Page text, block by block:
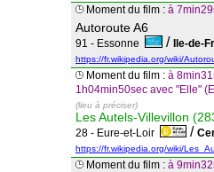
Moment du film : à
Autoroute A6
91 - Essonne / Ile-de-
https://fr.wikipedia.org/wiki/
Moment du film : à
1h04min50sec avec "Elle"
(lieu à préciser)
Les Autels-Villevillon
28 - Eure-et-Loir /
https://fr.wikipedia.org/wiki/
Moment du film : à